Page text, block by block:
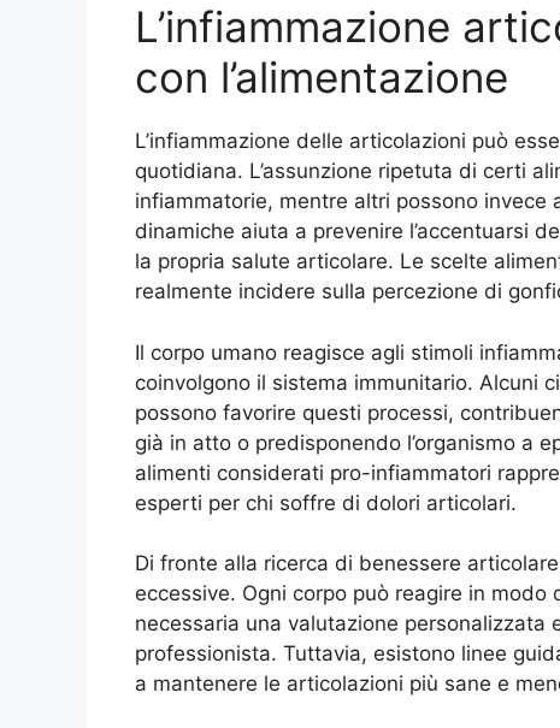
L’infiammazione
con l’alimentazione
L’infiammazione delle articolazioni può
quotidiana. L’assunzione ripetuta di certi
infiammatorie, mentre altri possono
dinamiche aiuta a prevenire l’accentuarsi
la propria salute articolare. Le scelte
realmente incidere sulla percezione di
Il corpo umano reagisce agli stimoli
coinvolgono il sistema immunitario. Alcuni
possono favorire questi processi,
già in atto o predisponendo l’organismo a
alimenti considerati pro-infiammatori
esperti per chi soffre di dolori articolari.
Di fronte alla ricerca di benessere
eccessive. Ogni corpo può reagire in
necessaria una valutazione personalizzata
professionista. Tuttavia, esistono linee
a mantenere le articolazioni più sane e